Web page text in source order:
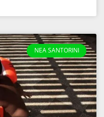
NEA SANTORINI